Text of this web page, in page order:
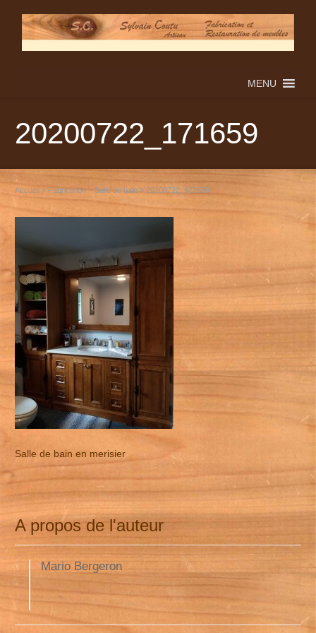
MENU
20200722_171659
Accueil » Fabrication – Salle de bain » 20200722_171659
Salle de bain en merisier
A propos de l'auteur
Mario Bergeron